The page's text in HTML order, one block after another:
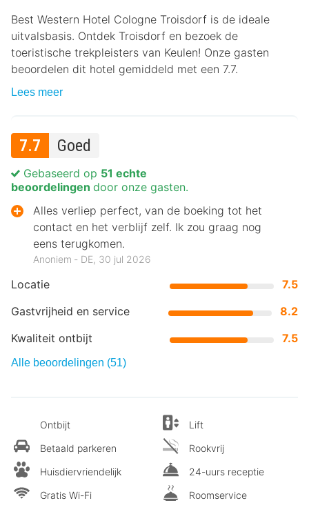
Best Western Hotel Cologne Troisdorf is de ideale
uitvalsbasis. Ontdek Troisdorf en bezoek de
toeristische trekpleisters van Keulen! Onze gasten
beoordelen dit hotel gemiddeld met een 7.7.
Lees meer
7.7 Goed
Locatie
7.5
Gastvrijheid en service
8.2
Kwaliteit ontbijt
7.5
Gebaseerd op 51 echte
beoordelingen door onze gasten.
Alles verliep perfect, van de boeking tot het
contact en het verblijf zelf. Ik zou graag nog
eens terugkomen.
Anoniem ‐ DE, 30 jul 2026
Alle beoordelingen (51)
Ontbijt
Betaald parkeren
Huisdiervriendelijk
Gratis Wi-Fi
Lift
Rookvrij
24-uurs receptie
Roomservice